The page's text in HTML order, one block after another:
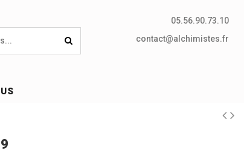
05.56.90.73.10
contact@alchimistes.fr